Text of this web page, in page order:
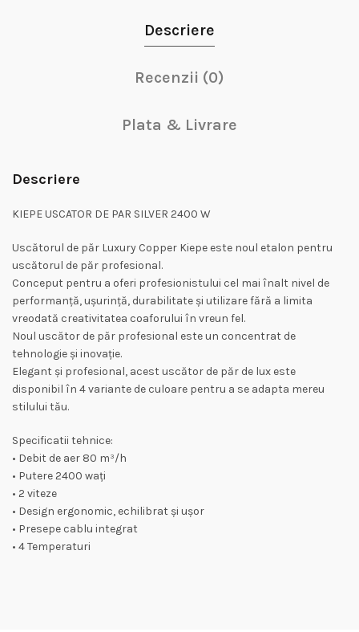
Descriere
Recenzii (0)
Plata & Livrare
Descriere
KIEPE USCATOR DE PAR SILVER 2400 W
Uscătorul de păr Luxury Copper Kiepe este noul etalon pentru
uscătorul de păr profesional.
Conceput pentru a oferi profesionistului cel mai înalt nivel de
performanță, ușurință, durabilitate și utilizare fără a limita
vreodată creativitatea coaforului în vreun fel.
Noul uscător de păr profesional este un concentrat de
tehnologie și inovație.
Elegant și profesional, acest uscător de păr de lux este
disponibil în 4 variante de culoare pentru a se adapta mereu
stilului tău.
Specificatii tehnice:
• Debit de aer 80 m³/h
• Putere 2400 wați
• 2 viteze
• Design ergonomic, echilibrat și ușor
• Presepe cablu integrat
• 4 Temperaturi